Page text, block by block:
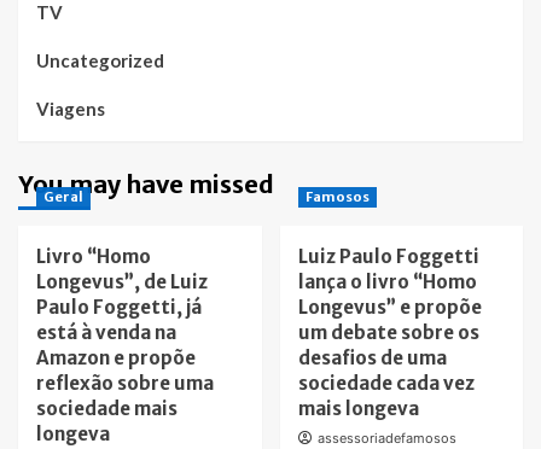
TV
Uncategorized
Viagens
You may have missed
Geral
Livro “Homo
Longevus”, de Luiz
Paulo Foggetti, já
está à venda na
Amazon e propõe
reflexão sobre uma
sociedade mais
longeva
Famosos
Luiz Paulo Foggetti
lança o livro “Homo
Longevus” e propõe
um debate sobre os
desafios de uma
sociedade cada vez
mais longeva
assessoriadefamosos